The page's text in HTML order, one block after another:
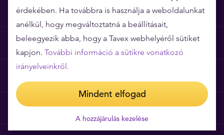
Miért épp a Tavex?
Árgarancia
Általános szerződési feltételek
érdekében. Ha továbbra is használja a weboldalunkat
anélkül, hogy megváltoztatná a beállításait,
beleegyezik abba, hogy a Tavex webhelyéről sütiket
kapjon. További információ a sütikre vonatkozó
irányelveinkről.
Mindent elfogad
A hozzájárulás kezelése